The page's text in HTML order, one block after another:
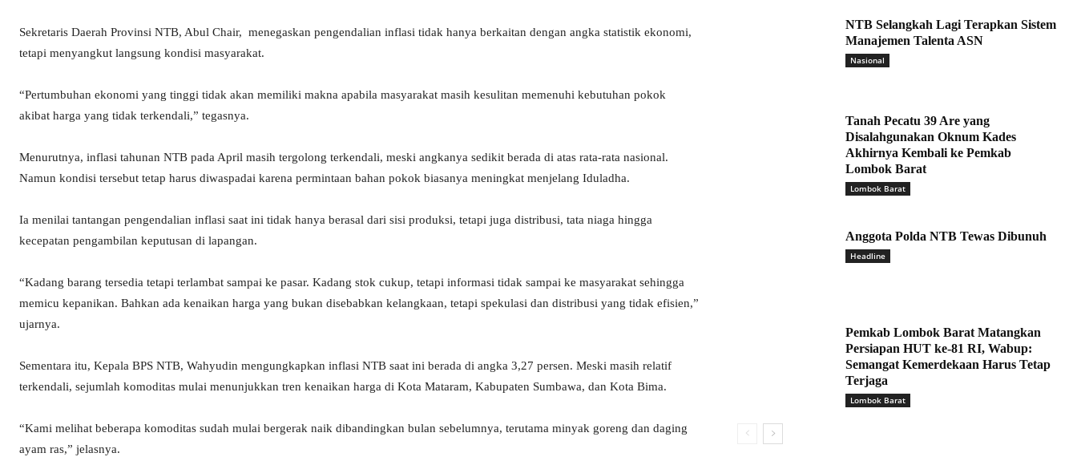
Sekretaris Daerah Provinsi NTB, Abul Chair, menegaskan pengendalian inflasi tidak hanya berkaitan dengan angka statistik ekonomi,
tetapi menyangkut langsung kondisi masyarakat.
“Pertumbuhan ekonomi yang tinggi tidak akan memiliki makna apabila masyarakat masih kesulitan memenuhi kebutuhan pokok
akibat harga yang tidak terkendali,” tegasnya.
Menurutnya, inflasi tahunan NTB pada April masih tergolong terkendali, meski angkanya sedikit berada di atas rata-rata nasional.
Namun kondisi tersebut tetap harus diwaspadai karena permintaan bahan pokok biasanya meningkat menjelang Iduladha.
Ia menilai tantangan pengendalian inflasi saat ini tidak hanya berasal dari sisi produksi, tetapi juga distribusi, tata niaga hingga
kecepatan pengambilan keputusan di lapangan.
“Kadang barang tersedia tetapi terlambat sampai ke pasar. Kadang stok cukup, tetapi informasi tidak sampai ke masyarakat sehingga
memicu kepanikan. Bahkan ada kenaikan harga yang bukan disebabkan kelangkaan, tetapi spekulasi dan distribusi yang tidak efisien,”
ujarnya.
Sementara itu, Kepala BPS NTB, Wahyudin mengungkapkan inflasi NTB saat ini berada di angka 3,27 persen. Meski masih relatif
terkendali, sejumlah komoditas mulai menunjukkan tren kenaikan harga di Kota Mataram, Kabupaten Sumbawa, dan Kota Bima.
“Kami melihat beberapa komoditas sudah mulai bergerak naik dibandingkan bulan sebelumnya, terutama minyak goreng dan daging
ayam ras,” jelasnya.
NTB Selangkah Lagi Terapkan Sistem
Manajemen Talenta ASN
Nasional
Tanah Pecatu 39 Are yang
Disalahgunakan Oknum Kades
Akhirnya Kembali ke Pemkab
Lombok Barat
Lombok Barat
Anggota Polda NTB Tewas Dibunuh
Headline
Pemkab Lombok Barat Matangkan
Persiapan HUT ke-81 RI, Wabup:
Semangat Kemerdekaan Harus Tetap
Terjaga
Lombok Barat